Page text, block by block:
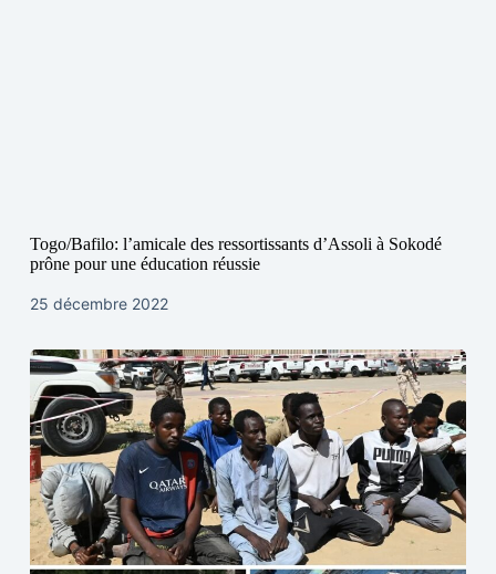
Togo/Bafilo: l’amicale des ressortissants d’Assoli à Sokodé
prône pour une éducation réussie
25 décembre 2022